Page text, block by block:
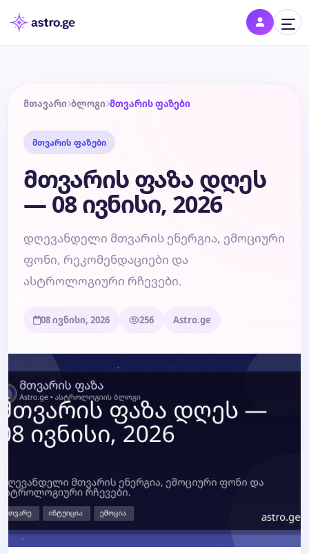
დღის ჰოროსკოპი
კვირის ჰოროსკოპი
წლის ჰოროსკოპი
ტარო
მთავარი ბლოგი მთვარის ფაზები
მთვარის ფაზები
მთვარის ფაზა დღეს
— 08 ივნისი, 2026
დღევანდელი მთვარის ენერგია, ემოციური
ფონი, რეკომენდაციები და
ასტროლოგიური რჩევები.
08 ივნისი, 2026 256 Astro.ge